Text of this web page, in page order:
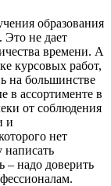
образования
Это не дает
времени. А
курсовых работ,
на большинстве
в ассортименте в
от соблюдения
и
нет
написать
– надо доверить